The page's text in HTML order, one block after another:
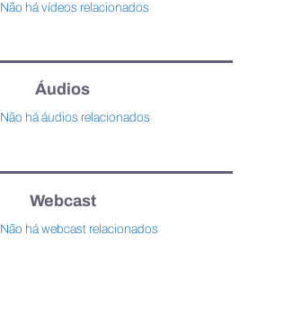
Não há vídeos relacionados
Áudios
Não há áudios relacionados
Webcast
Não há webcast relacionados